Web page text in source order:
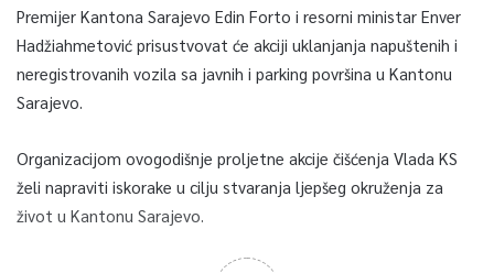
Premijer Kantona Sarajevo Edin Forto i resorni ministar Enver
Hadžiahmetović prisustvovat će akciji uklanjanja napuštenih i
neregistrovanih vozila sa javnih i parking površina u Kantonu
Sarajevo.
Organizacijom ovogodišnje proljetne akcije čišćenja Vlada KS
želi napraviti iskorake u cilju stvaranja ljepšeg okruženja za
život u Kantonu Sarajevo.